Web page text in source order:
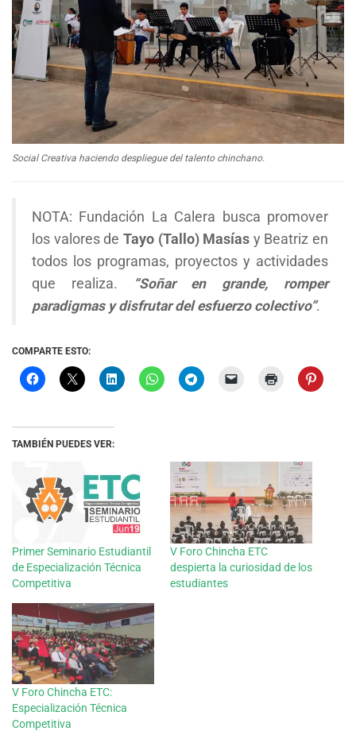
Social Creativa haciendo despliegue del talento chinchano.
NOTA: Fundación La Calera busca promover
los valores de Tayo (Tallo) Masías y Beatriz en
todos los programas, proyectos y actividades
que realiza.
“Soñar en grande, romper
paradigmas y disfrutar del esfuerzo colectivo”.
COMPARTE ESTO:
TAMBIÉN PUEDES VER:
Primer Seminario Estudiantil
de Especialización Técnica
Competitiva
V Foro Chincha ETC
despierta la curiosidad de los
estudiantes
V Foro Chincha ETC:
Especialización Técnica
Competitiva